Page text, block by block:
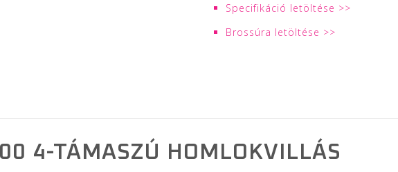
Specifikáció letöltése
Brossúra letöltése
4-TÁMASZÚ HOMLOKVILLÁS